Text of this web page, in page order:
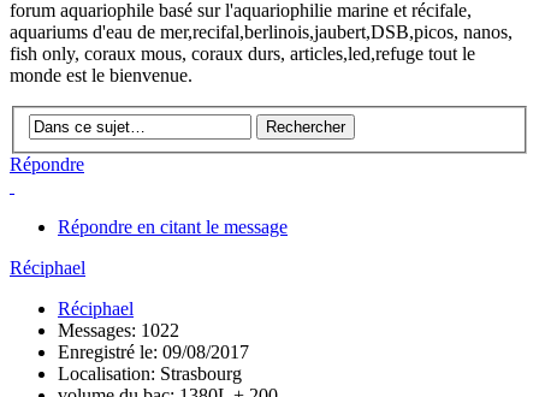
forum aquariophile basé sur l'aquariophilie marine et récifale,
aquariums d'eau de mer,recifal,berlinois,jaubert,DSB,picos, nanos,
fish only, coraux mous, coraux durs, articles,led,refuge tout le
monde est le bienvenue.
Répondre
Répondre en citant le message
Réciphael
Réciphael
Messages: 1022
Enregistré le: 09/08/2017
Localisation: Strasbourg